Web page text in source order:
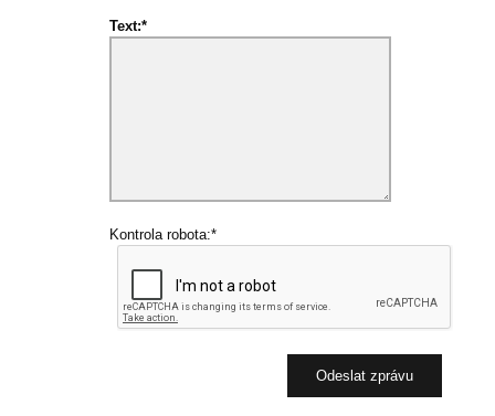
Text:*
Kontrola robota:*